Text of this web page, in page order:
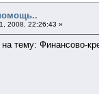
2008, 22:26:43 »
тему: Финансово-